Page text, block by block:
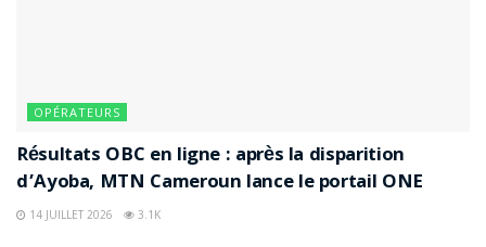
OPÉRATEURS
Résultats OBC en ligne : après la disparition
d’Ayoba, MTN Cameroun lance le portail ONE
14 JUILLET 2026 3.1K